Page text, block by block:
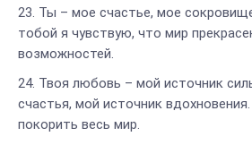
Ты – мое счастье, мое
тобой я чувствую, что мир
возможностей.
Твоя любовь – мой источник
счастья, мой источник
покорить весь мир.